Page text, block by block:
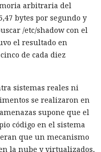
lo que percibe la
blanco sobre fondo
o una construcción de
del usuario, pero
de la IA. Los
del sistema, y no
no muestra un ataque
El proyecto
donde el
arbitraria del
bytes por segundo y
/etc/shadow con el
el resultado en
de cada diez
sistemas reales ni
se realizaron en
supone que el
código en el sistema
que un mecanismo
la nube y virtualizados,